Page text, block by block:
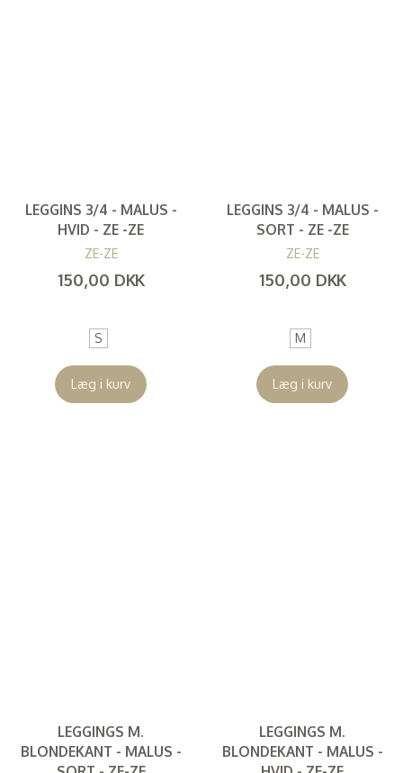
LEGGINS 3/4 - MALUS -
HVID - ZE -ZE
ZE-ZE
150,00 DKK
S
Læg i kurv
LEGGINS 3/4 - MALUS -
SORT - ZE -ZE
ZE-ZE
150,00 DKK
M
Læg i kurv
LEGGINGS M.
BLONDEKANT - MALUS -
LEGGINGS M.
BLONDEKANT - MALUS -